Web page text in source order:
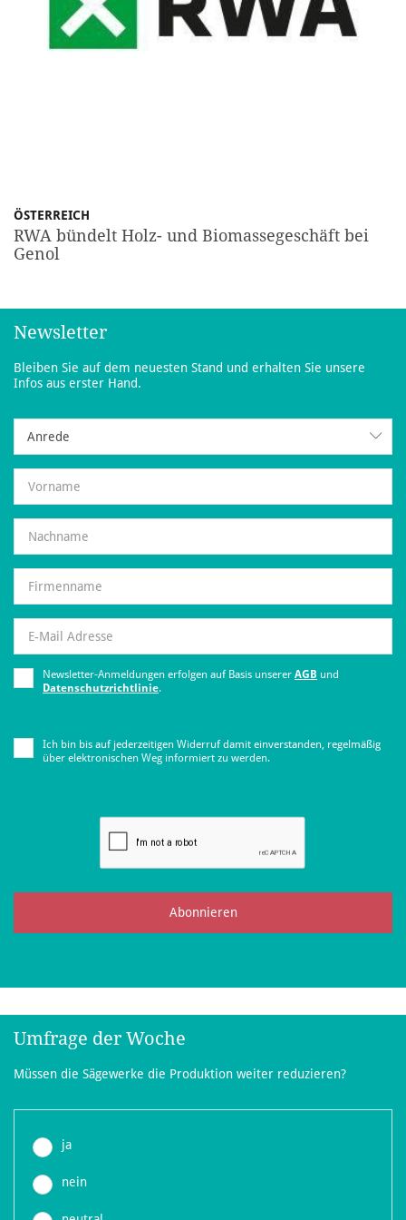
ÖSTERREICH
RWA bündelt Holz- und Biomassegeschäft bei
Genol
Newsletter
Bleiben Sie auf dem neuesten Stand und erhalten Sie unsere
Infos aus erster Hand.
Anrede
Newsletter-Anmeldungen erfolgen auf Basis unserer AGB und
Datenschutzrichtlinie.
Ich bin bis auf jederzeitigen Widerruf damit einverstanden, regelmäßig
über elektronischen Weg informiert zu werden.
Abonnieren
Umfrage der Woche
Müssen die Sägewerke die Produktion weiter reduzieren?
ja
nein